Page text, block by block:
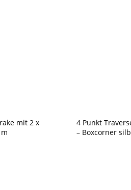
mit 2 x
4 Punkt
– Boxcorner